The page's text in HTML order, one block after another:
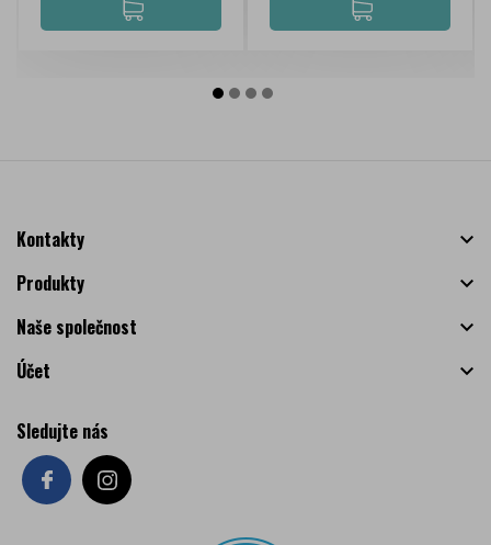
Kontakty

Produkty

Naše společnost

Účet

Sledujte nás